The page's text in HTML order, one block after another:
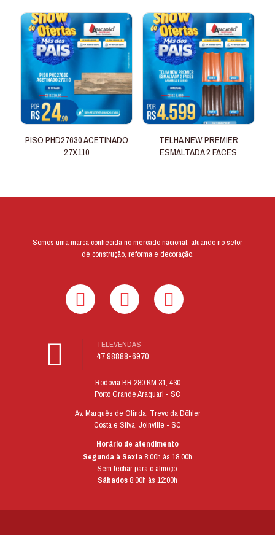
PISO PHD27630 ACETINADO
27X110
TELHA NEW PREMIER
ESMALTADA 2 FACES
Somos uma marca conhecida no mercado nacional, atuando no setor
de construção, reforma e decoração.
47 98888-6970
TELEVENDAS
Rodovia BR 280 KM 31, 430
Porto Grande Araquari - SC
Av. Marquês de Olinda, Trevo da Döhler
Costa e Silva, Joinville - SC
Horário de atendimento
Segunda à Sexta8:00h às 18.00h
Sem fechar para o almoço.
Sábados8:00h às 12:00h